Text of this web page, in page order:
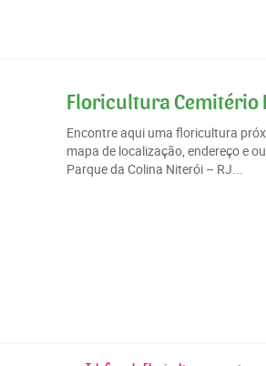
Floricultura Cemitério
Encontre aqui uma floricultura
mapa de localização, endereço e
Parque da Colina Niterói – RJ...